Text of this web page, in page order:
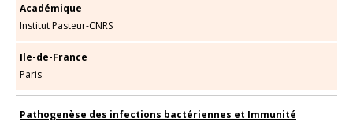
Académique
Institut Pasteur-CNRS
Ile-de-France
Paris
Pathogenèse des infections bactériennes et Immunité